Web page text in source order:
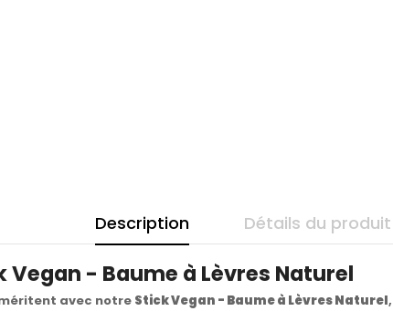
Description Détails du produit
- Baume à Lèvres Naturel
avec notre Stick Vegan - Baume à Lèvres Naturel